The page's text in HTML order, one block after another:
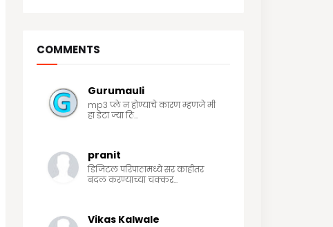
COMMENTS
Gurumauli
mp3 प्ले न होण्याचे कारण म्हणजे मी
हा डेटा ज्या ठि...
pranit
डिजिटल परिपाठामध्ये सर काहीतर
बदल करण्याच्या चक्कर...
Vikas Kalwale